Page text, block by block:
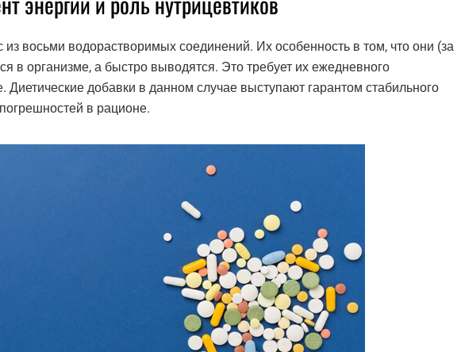
восьми водорастворимых соединений. Их особенность в том, что они (за
в организме, а быстро выводятся. Это требует их ежедневного
Диетические добавки в данном случае выступают гарантом стабильного
в рационе.